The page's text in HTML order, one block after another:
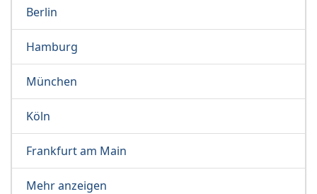
Berlin
Hamburg
München
Köln
Frankfurt am Main
Mehr anzeigen